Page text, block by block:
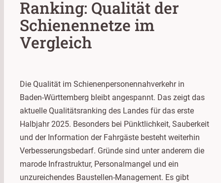
Ranking: Qualität der
Schienennetze im
Vergleich
Die Qualität im Schienenpersonennahverkehr in
Baden-Württemberg bleibt angespannt. Das zeigt das
aktuelle Qualitätsranking des Landes für das erste
Halbjahr 2025. Besonders bei Pünktlichkeit, Sauberkeit
und der Information der Fahrgäste besteht weiterhin
Verbesserungsbedarf. Gründe sind unter anderem die
marode Infrastruktur, Personalmangel und ein
unzureichendes Baustellen-Management. Es gibt